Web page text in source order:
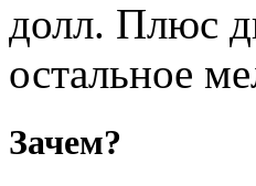
долл. Плюс
остальное
Зачем?